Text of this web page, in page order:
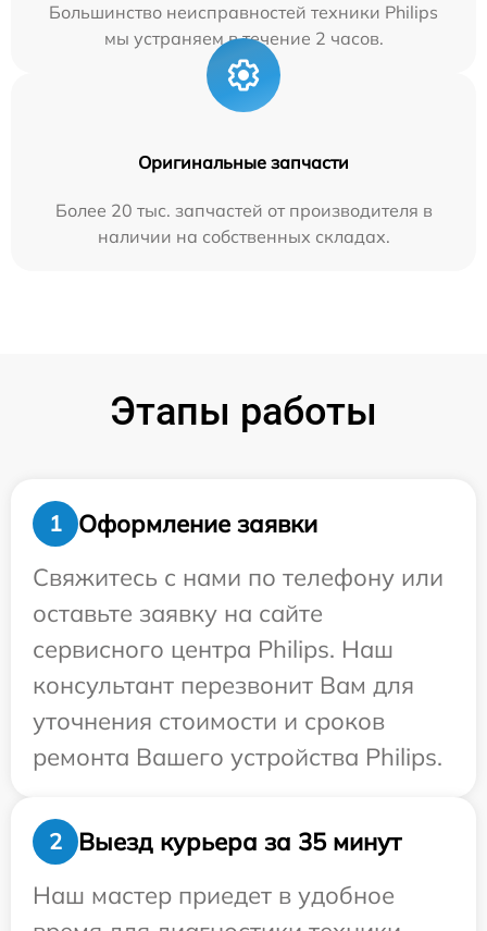
Большинство неисправностей техники Philips
мы устраняем в течение 2 часов.
Оригинальные запчасти
Более 20 тыс. запчастей от производителя в
наличии на собственных складах.
Этапы работы
1
Оформление заявки
Свяжитесь с нами по телефону или
оставьте заявку на сайте
сервисного центра Philips. Наш
консультант перезвонит Вам для
уточнения стоимости и сроков
ремонта Вашего устройства Philips.
2
Выезд курьера за 35 минут
Наш мастер приедет в удобное